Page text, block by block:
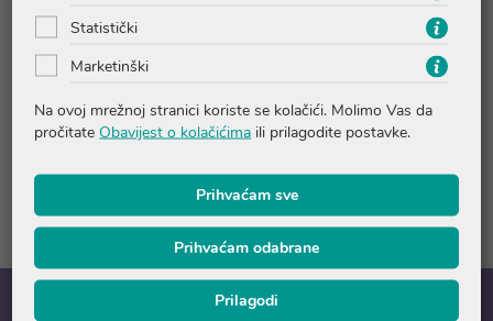
Upute o proizvodu
Pitanja i odgovori
Statistički
Marketinški
Na ovoj mrežnoj stranici koriste se kolačići. Molimo Vas da
pročitate Obavijest o kolačićima ili prilagodite postavke.
Prihvaćam sve
Prihvaćam odabrane
Prilagodi